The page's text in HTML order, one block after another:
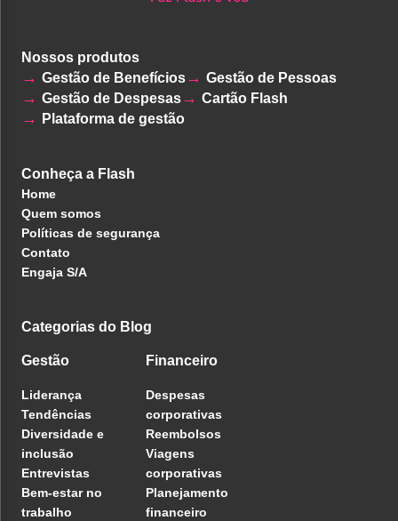
Nossos produtos
Gestão de Benefícios
Gestão de Pessoas
Gestão de Despesas
Cartão Flash
Plataforma de gestão
Conheça a Flash
Home
Quem somos
Políticas de segurança
Contato
Engaja S/A
Categorias do Blog
Gestão
Liderança
Tendências
Diversidade e
inclusão
Entrevistas
Bem-estar no
trabalho
Financeiro
Despesas
corporativas
Reembolsos
Viagens
corporativas
Planejamento
financeiro